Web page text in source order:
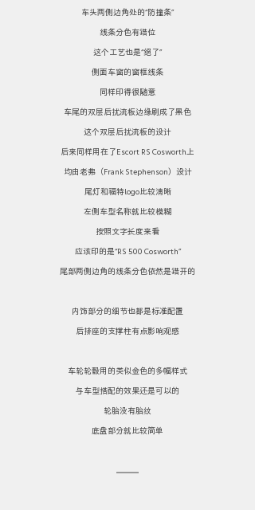
车头两侧边角处的“防撞条”
线条分色有错位
这个工艺也是“绝了”
侧面车窗的窗框线条
同样印得很随意
车尾的双层后扰流板边缘刷成了黑色
这个双层后扰流板的设计
后来同样用在了Escort RS Cosworth上
均由老弗（Frank Stephenson）设计
尾灯和福特logo比较清晰
左侧车型名称就比较模糊
按照文字长度来看
应该印的是“RS 500 Cosworth”
尾部两侧边角的线条分色依然是错开的
内饰部分的细节也都是标准配置
后排座的支撑柱有点影响观感
车轮轮毂用的类似金色的多幅样式
与车型搭配的效果还是可以的
轮胎没有胎纹
底盘部分就比较简单